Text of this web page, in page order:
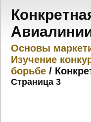
Основы
Изучение
борьбе /
Страница 3